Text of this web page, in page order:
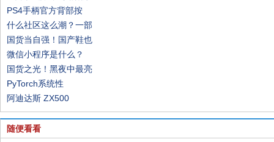
PS4手柄官方背部按
什么社区这么潮？一部
国货当自强！国产鞋也
微信小程序是什么？
国货之光！黑夜中最亮
PyTorch系统性
阿迪达斯 ZX500
随便看看